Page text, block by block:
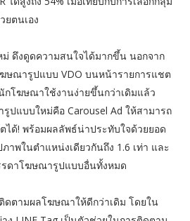
ยตนเอง
ดึงดูดความสนใจได้มากขึ้น นอกจาก
ษณารูปแบบ VDO บนหน้ารายการแชต
กโฆษณาใช้งานง่ายขึ้นกว่าเดิมแล้ว
ปแบบใหม่คือ Carousel Ad ให้สามารถ
ได้! พร้อมผลลัพธ์น่าประทับใจด้วยยอด
าพในตำแหน่งเดียวกันถึง 1.6 เท่า และ
รดาโฆษณารูปแบบอื่นทั้งหมด
ดตามผลโฆษณาให้ดีกว่าเดิม โดยใน